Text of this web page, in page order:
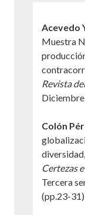
Acevedo
Muestra
Revista
Colón
Certezas
Tercera
(pp.23-31)